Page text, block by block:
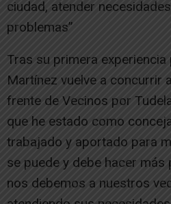
ciudad, atender
problemas”
Tras su primera experiencia
Martínez vuelve a concurrir
frente de Vecinos por
que he estado como
trabajado y aportado para
se puede y debe hacer más
nos debemos a nuestros